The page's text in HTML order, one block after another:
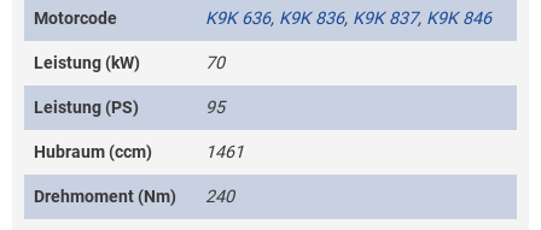
Motorcode K9K 636, K9K 836, K9K 837, K9K 846
Leistung (kW) 70
Leistung (PS) 95
Hubraum (ccm) 1461
Drehmoment (Nm) 240